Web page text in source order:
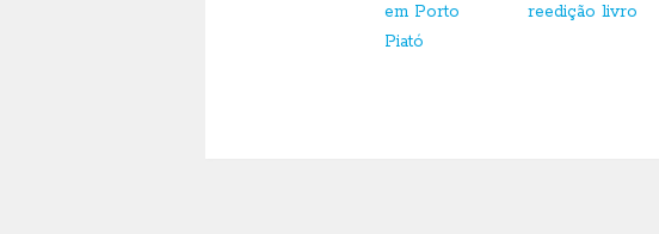
em Porto
Piató
reedição livro